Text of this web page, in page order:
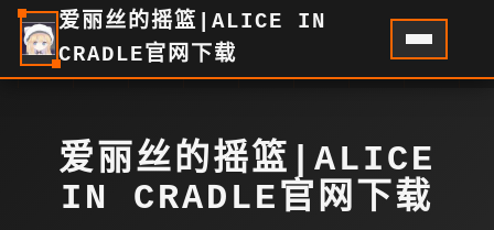
爱丽丝的摇篮|ALICE IN
CRADLE官网下载
爱丽丝的摇篮|ALICE
IN CRADLE官网下载